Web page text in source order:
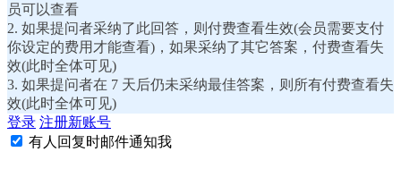
员可以查看
2. 如果提问者采纳了此回答，则付费查看生效(会员需要支付
你设定的费用才能查看)，如果采纳了其它答案，付费查看失
效(此时全体可见)
3. 如果提问者在 7 天后仍未采纳最佳答案，则所有付费查看失
效(此时全体可见)
登录 注册新账号
有人回复时邮件通知我